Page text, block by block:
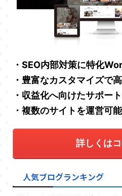
・SEO内部対策に特化
・豊富なカスタマイズで
・収益化へ向けたサポー
・複数のサイトを運営可能
詳しくは
人気ブログランキング